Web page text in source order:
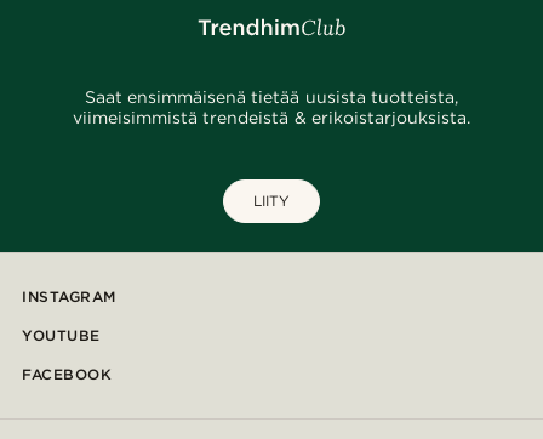
Saat ensimmäisenä tietää uusista tuotteista,
viimeisimmistä trendeistä & erikoistarjouksista.
LIITY
INSTAGRAM
YOUTUBE
FACEBOOK